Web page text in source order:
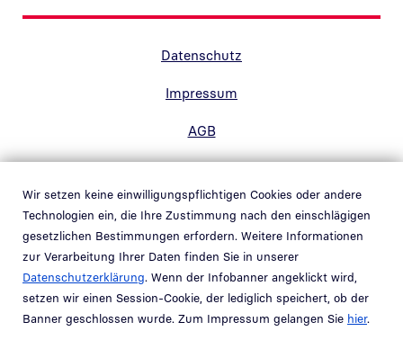
Wir setzen keine einwilligungspflichtigen Cookies oder andere
Technologien ein, die Ihre Zustimmung nach den einschlägigen
gesetzlichen Bestimmungen erfordern. Weitere Informationen
zur Verarbeitung Ihrer Daten finden Sie in unserer
Datenschutzerklärung. Wenn der Infobanner angeklickt wird,
setzen wir einen Session-Cookie, der lediglich speichert, ob der
Banner geschlossen wurde. Zum Impressum gelangen Sie hier.
Datenschutz
Impressum
AGB
Kontakt
Hinweisgebersystem
Link in neuem Fenster öffnen
Whistleblower system
Link in neuem Fenster öffnen